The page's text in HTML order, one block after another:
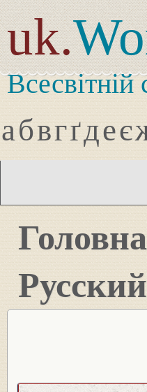
uk.
Всесвітній
абвгґдеє
Головна
Русский